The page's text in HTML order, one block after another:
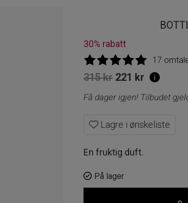
30% rabatt
17
315kr Opprinnelig
pris
315 kr.
221 kr
pris
221 kr.
Få dager igjen! Tilbudet
Lagre i ønskeliste
En fruktig duft.
På lager